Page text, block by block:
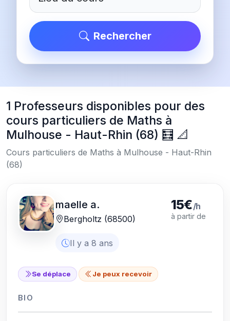
Rechercher
1 Professeurs disponibles pour des
cours particuliers de Maths à
Mulhouse - Haut-Rhin (68) 🧮 📐
Cours particuliers de Maths à Mulhouse - Haut-Rhin
(68)
maelle a.
Bergholtz (68500)
Il y a 8 ans
15€/h
à partir de
Se déplace Je peux recevoir
BIO